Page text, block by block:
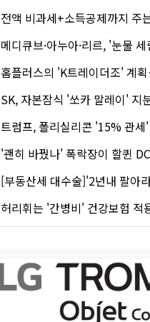
전액 비과세+소득공제까지 주
메디큐브·아누아·리르, '눈물 세럼'
홈플러스의 'K트레이더조' 계획…성공
SK, 자본잠식 '쏘카 말레이' 지
트럼프, 폴리실리콘 '15% 관세' 검토…한화
'괜히 바꿨나' 폭락장이 할퀸 DC형 퇴직연
[부동산세 대수술]'2년내 팔아라'…
허리휘는 '간병비' 건강보험 적용하면…